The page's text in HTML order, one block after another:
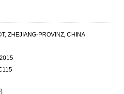
ZHEJIANG-PROVINZ, CHINA